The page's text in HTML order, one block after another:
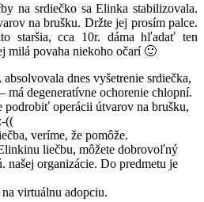
na srdiečko sa Elinka stabilizovala.
na brušku. Držte jej prosím palce.
staršia, cca 10r. dáma hľadať ten
milá povaha niekoho očarí 🙂
dnes vyšetrenie srdiečka,
má degeneratívne ochorenie chlopní.
podrobiť operácii útvarov na brušku,
((
veríme, že pomôže.
liečbu, môžete dobrovoľný
našej organizácie. Do predmetu je
virtuálnu adopciu.